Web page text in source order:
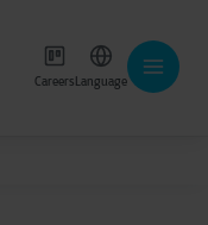
CareersLanguage